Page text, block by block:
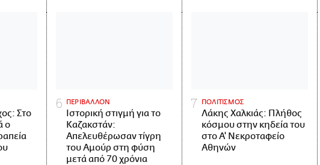
Στο
ο
ΠΕΡΙΒΑΛΛΟΝ
Ιστορική στιγμή για το
Καζακστάν:
Απελευθέρωσαν τίγρη
του Αμούρ στη φύση
μετά από 70 χρόνια
ΠΟΛΙΤΙΣΜΟΣ
Λάκης Χαλκιάς: Πλήθος
κόσμου στην κηδεία του
στο Α' Νεκροταφείο
Αθηνών